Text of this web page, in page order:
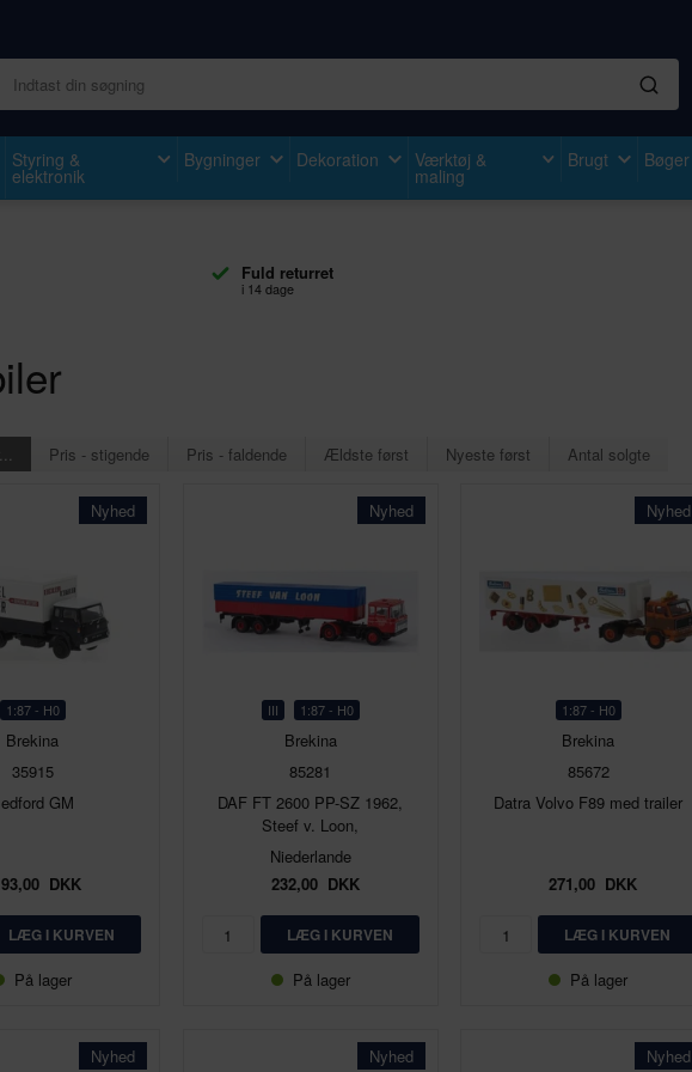
Styring &
elektronik
Bygninger Dekoration Værktøj &
maling
Brugt Bøger
Fuld returret
i 14 dage
Pris - stigende Pris - faldende Ældste først Nyeste først Antal solgte
Nyhed
1:87 - H0
Brekina
35915
GM
DKK
På lager
Nyhed
III 1:87 - H0
Brekina
85281
DAF FT 2600 PP-SZ 1962,
Steef v. Loon,
Niederlande
232,00DKK
På lager
Nyhed
1:87 - H0
Brekina
85672
Datra Volvo F89 med trailer
271,00 DKK
På lager
Nyhed Nyhed Nyhed